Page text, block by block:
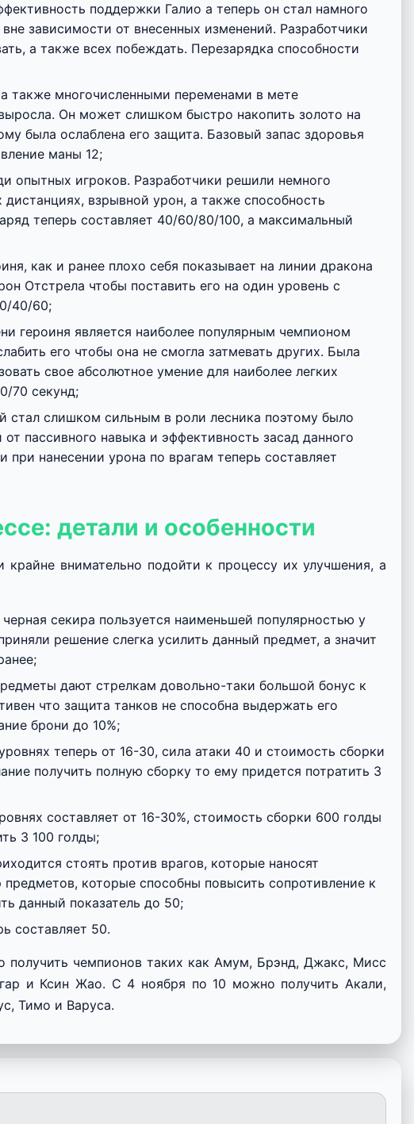
поддержки Галио а теперь он стал намного
зависимости от внесенных изменений. Разработчики
а также всех побеждать. Перезарядка способности
также многочисленными переменами в мете
Он может слишком быстро накопить золото на
была ослаблена его защита. Базовый запас здоровья
маны 12;
опытных игроков. Разработчики решили немного
взрывной урон, а также способность
теперь составляет 40/60/80/100, а максимальный
как и ранее плохо себя показывает на линии дракона
Отстрела чтобы поставить его на один уровень с
40/60;
героиня является наиболее популярным чемпионом
его чтобы она не смогла затмевать других. Была
свое абсолютное умение для наиболее легких
70 секунд;
стал слишком сильным в роли лесника поэтому было
пассивного навыка и эффективность засад данного
нанесении урона по врагам теперь составляет
детали и особенности
внимательно подойти к процессу их улучшения, а
секира пользуется наименьшей популярностью у
решение слегка усилить данный предмет, а значит
дают стрелкам довольно-таки большой бонус к
что защита танков не способна выдержать его
брони до 10%;
теперь от 16-30, сила атаки 40 и стоимость сборки
получить полную сборку то ему придется потратить 3
составляет от 16-30%, стоимость сборки 600 голды
3 100 голды;
стоять против врагов, которые наносят
которые способны повысить сопротивление к
данный показатель до 50;
составляет 50.
получить чемпионов таких как Амум, Брэнд, Джакс, Мисс
и Ксин Жао. С 4 ноября по 10 можно получить Акали,
Тимо и Варуса.